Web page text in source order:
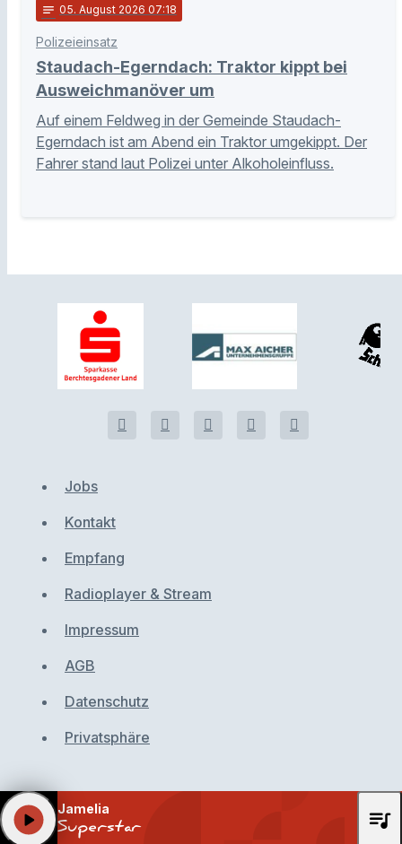
notes 05. August 2026 07:18
Polizeieinsatz
Staudach-Egerndach: Traktor kippt bei
Ausweichmanöver um
Auf einem Feldweg in der Gemeinde Staudach-
Egerndach ist am Abend ein Traktor umgekippt. Der
Fahrer stand laut Polizei unter Alkoholeinfluss.
Jobs
Kontakt
Empfang
Radioplayer & Stream
Impressum
AGB
Datenschutz
Privatsphäre
Jamelia
Superstar
play_arrow queue_music